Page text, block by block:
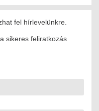
fel hírlevelünkre.
sikeres feliratkozás